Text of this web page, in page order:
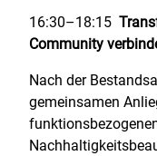
16:30–18:15
Community
Nach der
gemeinsamen